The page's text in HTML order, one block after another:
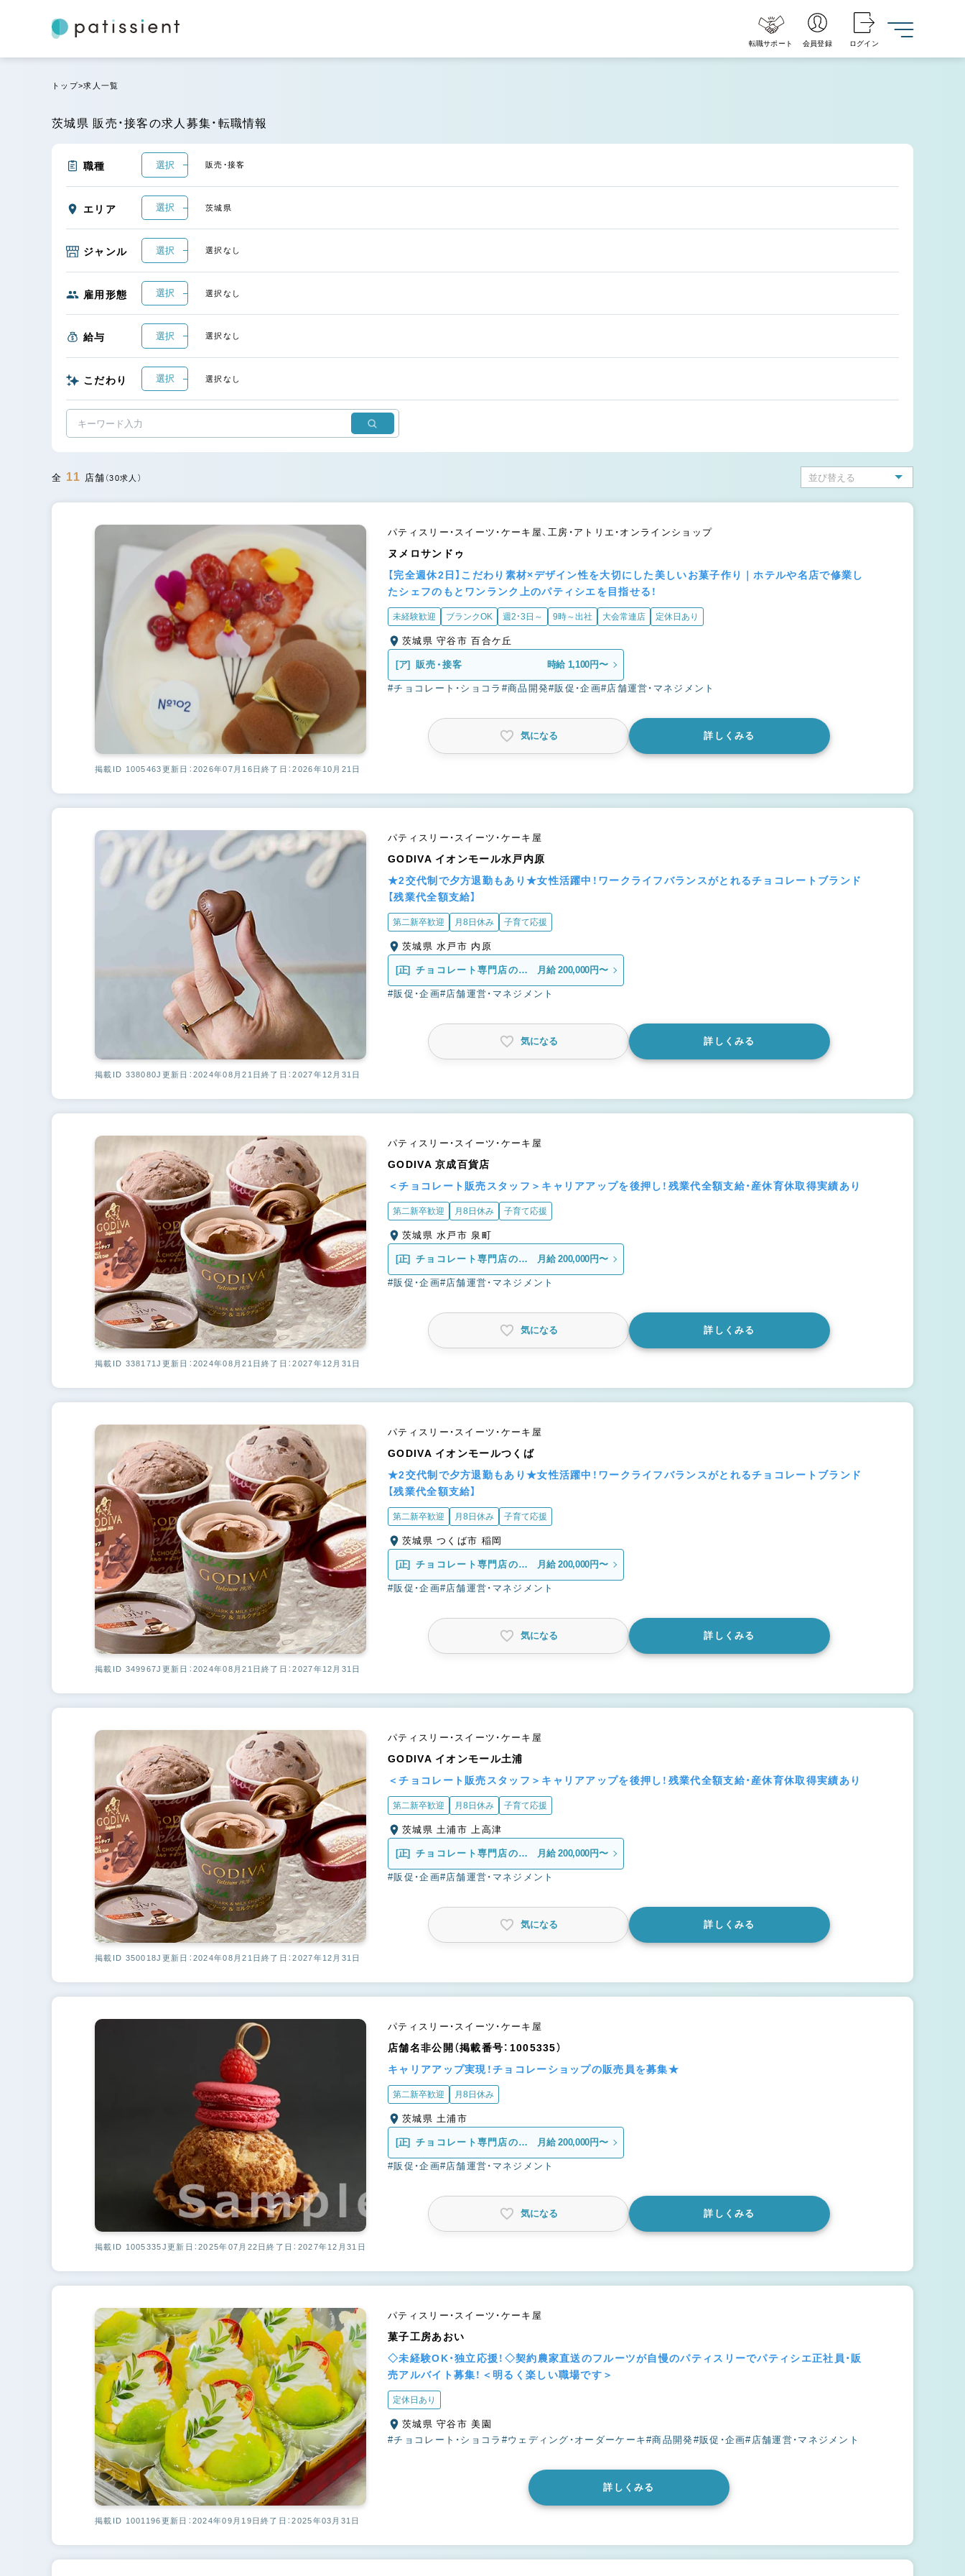
転職サポート 会員登録 ログイン
トップ 求人一覧
茨城県 販売・接客の求人募集・転職情報
職種 選択 販売・接客
エリア 選択 茨城県
ジャンル 選択 選択なし
雇用形態 選択 選択なし
給与 選択 選択なし
こだわり 選択 選択なし
全 11 店舗 （30求人）
パティスリー・スイーツ・ケーキ屋、工房・アトリエ・オンラインショップ
ヌメロサンドゥ
【完全週休2日】こだわり素材×デザイン性を大切にした美しいお菓子作り｜ホテルや名店で修業し
たシェフのもとワンランク上のパティシエを目指せる！
未経験歓迎 ブランクOK 週2・3日～ 9時～出社 大会常連店 定休日あり
茨城県 守谷市 百合ケ丘
[ア] 販売・接客 時給 1,100円〜
#チョコレート・ショコラ #商品開発#販促・企画#店舗運営・マネジメント
気になる 詳しくみる
掲載ID 1005463更新日：2026年07月16日終了日：2026年10月21日
パティスリー・スイーツ・ケーキ屋
GODIVA イオンモール水戸内原
★2交代制で夕方退勤もあり★女性活躍中！ワークライフバランスがとれるチョコレートブランド
【残業代全額支給】
第二新卒歓迎 月8日休み 子育て応援
茨城県 水戸市 内原
[正]
チョコレート専門店の販
売スタッフ
月給 200,000円〜
#販促・企画#店舗運営・マネジメント
気になる 詳しくみる
掲載ID 338080J 更新日：2024年08月21日終了日：2027年12月31日
パティスリー・スイーツ・ケーキ屋
GODIVA 京成百貨店
＜チョコレート販売スタッフ＞キャリアアップを後押し！残業代全額支給・産休育休取得実績あり
第二新卒歓迎 月8日休み 子育て応援
茨城県 水戸市 泉町
[正]
チョコレート専門店の販
売スタッフ
月給 200,000円〜
#販促・企画#店舗運営・マネジメント
気になる 詳しくみる
掲載ID 338171J 更新日：2024年08月21日終了日：2027年12月31日
パティスリー・スイーツ・ケーキ屋
GODIVA イオンモールつくば
★2交代制で夕方退勤もあり★女性活躍中！ワークライフバランスがとれるチョコレートブランド
【残業代全額支給】
第二新卒歓迎 月8日休み 子育て応援
茨城県 つくば市 稲岡
[正]
チョコレート専門店の販
売スタッフ
月給 200,000円〜
#販促・企画#店舗運営・マネジメント
気になる 詳しくみる
掲載ID 349967J 更新日：2024年08月21日終了日：2027年12月31日
パティスリー・スイーツ・ケーキ屋
GODIVA イオンモール土浦
＜チョコレート販売スタッフ＞キャリアアップを後押し！残業代全額支給・産休育休取得実績あり
第二新卒歓迎 月8日休み 子育て応援
茨城県 土浦市 上高津
[正]
チョコレート専門店の販
売スタッフ
月給 200,000円〜
#販促・企画#店舗運営・マネジメント
気になる 詳しくみる
掲載ID 350018J 更新日：2024年08月21日終了日：2027年12月31日
パティスリー・スイーツ・ケーキ屋
店舗名非公開（掲載番号：1005335）
キャリアアップ実現！チョコレーショップの販売員を募集★
第二新卒歓迎 月8日休み
茨城県 土浦市
[正]
チョコレート専門店の販
売スタッフ
月給 200,000円〜
#販促・企画#店舗運営・マネジメント
気になる 詳しくみる
掲載ID 1005335J更新日：2025年07月22日終了日：2027年12月31日
パティスリー・スイーツ・ケーキ屋
菓子工房あおい
◇未経験OK・独立応援！◇契約農家直送のフルーツが自慢のパティスリーでパティシエ正社員・販
売アルバイト募集！＜明るく楽しい職場です＞
定休日あり
茨城県 守谷市 美園
#チョコレート・ショコラ #ウェディング・オーダーケーキ#商品開発#販促・企画#店舗運営・マネジメント
詳しくみる
掲載ID 1001196更新日：2024年09月19日終了日：2025年03月31日